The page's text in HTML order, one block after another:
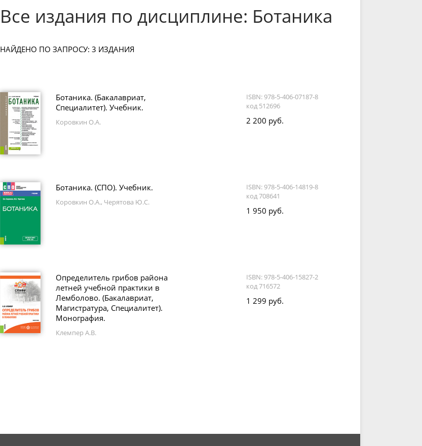
Все издания по дисциплине: Ботаника
НАЙДЕНО ПО ЗАПРОСУ: 3 ИЗДАНИЯ
Ботаника. (Бакалавриат,
Специалитет). Учебник.
Коровкин О.А.
ISBN: 978-5-406-07187-8
код 512696
2 200 руб.
Ботаника. (СПО). Учебник.
Коровкин О.А., Черятова Ю.С.
ISBN: 978-5-406-14819-8
код 708641
1 950 руб.
Определитель грибов района
летней учебной практики в
Лемболово. (Бакалавриат,
Магистратура, Специалитет).
Монография.
Клемпер А.В.
ISBN: 978-5-406-15827-2
код 716572
1 299 руб.